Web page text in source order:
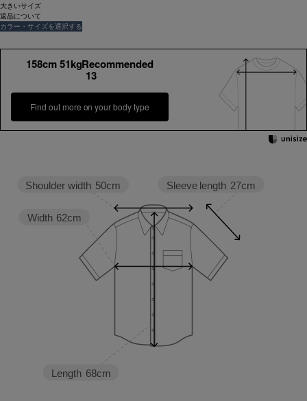
大きいサイズ
返品について
カラー・サイズを選択する
158cm 51kgRecommended
13
Find out more on your body type
Sleeve length 27cm
Length 68cm
Width 62cm
Shoulder width 50cm